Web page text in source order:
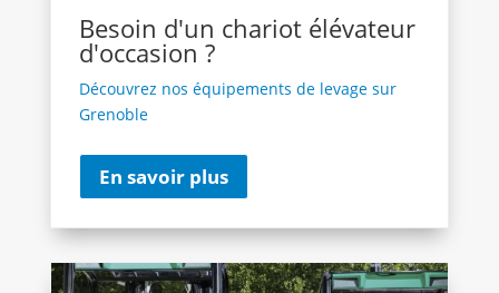
Besoin d'un chariot élévateur
d'occasion ?
Découvrez nos équipements de levage sur
Grenoble
En savoir plus